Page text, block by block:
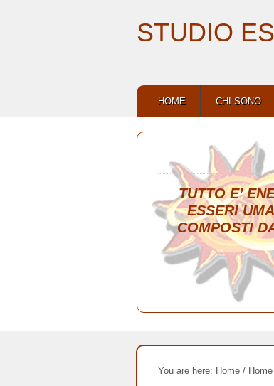
STUDIO
HOME CHI SONO
TUTTO E’
ESSERI
COMPOSTI
You are here: Home / Home